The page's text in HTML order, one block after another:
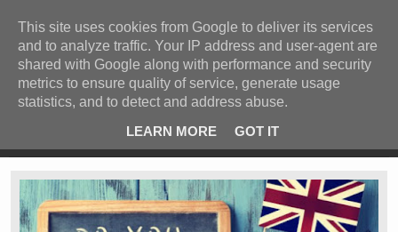
Ιερόσυλοι έκλεψαν τάματα από Ιερό Ναό στις Σέρρες
ΚΕΝΤΡΙΚΗ ΑΝΑ ΚΑΤΗΓΟΡΙΑ
ΕΙΔΗΣΕΙΣ ΑΝΑ ΠΕΡΙΟΧΗ
ΠΡΟΣΦΑΤΑ ΝΕΑ
Ν. ΣΕΡΡΩΝ Η ΓΗ ΜΑΣ
ΤΥΧΑΙΕΣ ΑΝΑΡΤΗΣΕΙΣ/ΑΡΘΡΑ
This site uses cookies from Google to deliver its services
and to analyze traffic. Your IP address and user-agent are
shared with Google along with performance and security
metrics to ensure quality of service, generate usage
statistics, and to detect and address abuse.
LEARN MORE
GOT IT